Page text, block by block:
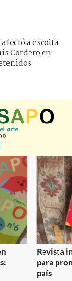
a escolta
Cordero en
Revista
para
país